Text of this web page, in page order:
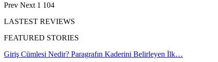
Prev Next 1 104
LASTEST REVIEWS
FEATURED STORIES
Giriş Cümlesi Nedir? Paragrafın Kaderini Belirleyen İlk…